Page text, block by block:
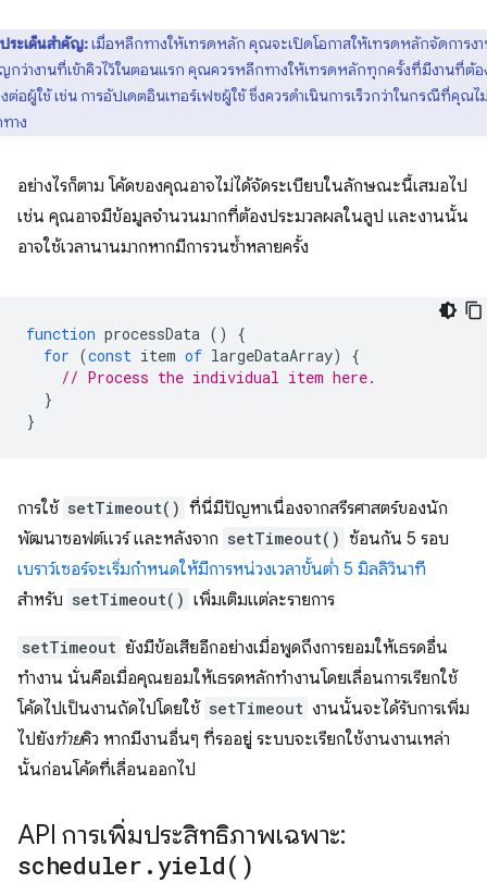
ประเด็นสำคัญ:เมื่อหลีกทางให้เทรดหลัก คุณจะเปิดโอกาสให้เทรดหลักจัดการง
กว่างานที่เข้าคิวไว้ในตอนแรก คุณควรหลีกทางให้เทรดหลักทุกครั้งที่มีงานที่ต้อ
ต่อผู้ใช้ เช่น การอัปเดตอินเทอร์เฟซผู้ใช้ ซึ่งควรดำเนินการเร็วกว่าในกรณีที่คุณไ
าง
อย่างไรก็ตาม โค้ดของคุณอาจไม่ได้จัดระเบียบในลักษณะนี้เสมอไป
เช่น คุณอาจมีข้อมูลจำนวนมากที่ต้องประมวลผลในลูป และงานนั้น
อาจใช้เวลานานมากหากมีการวนซ้ำหลายครั้ง
function processData ()
{
for (const item of largeDataArray)
{
// Process the individual item here.
}
}
การใช้ setTimeout() ที่นี่มีปัญหาเนื่องจากสรีรศาสตร์ของนัก
พัฒนาซอฟต์แวร์ และหลังจาก setTimeout() ซ้อนกัน 5 รอบ
เบราว์เซอร์จะเริ่มกำหนดให้มีการหน่วงเวลาขั้นต่ำ 5 มิลลิวินาที
สำหรับ setTimeout() เพิ่มเติมแต่ละรายการ
setTimeout ยังมีข้อเสียอีกอย่างเมื่อพูดถึงการยอมให้เธรดอื่น
ทำงาน นั่นคือเมื่อคุณยอมให้เธรดหลักทำงานโดยเลื่อนการเรียกใช้
โค้ดไปเป็นงานถัดไปโดยใช้ setTimeout งานนั้นจะได้รับการเพิ่ม
ไปยังท้ายคิว หากมีงานอื่นๆ ที่รออยู่ ระบบจะเรียกใช้งานงานเหล่า
นั้นก่อนโค้ดที่เลื่อนออกไป
API การเพิ่มประสิทธิภาพเฉพาะ:
scheduler .yield( )